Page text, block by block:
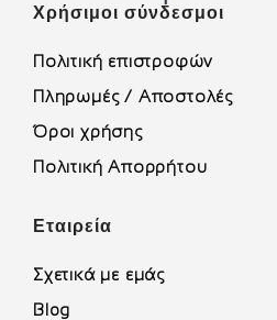
Χρήσιμοι σύνδεσμοι
Πολιτική επιστροφών
Πληρωμές / Αποστολές
Όροι χρήσης
Πολιτική Απορρήτου
Εταιρεία
Σχετικά με εμάς
Blog